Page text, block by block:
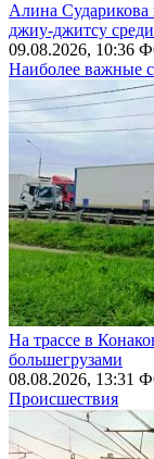
Алина Сударикова
джиу-джитсу
09.08.2026, 10:36
Наиболее важные
На трассе в
большегрузами
08.08.2026, 13:31
Происшествия